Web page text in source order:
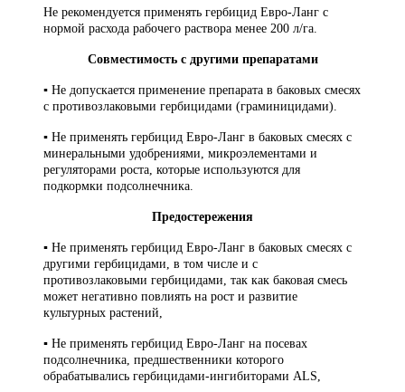
Не рекомендуется применять гербицид Евро-Ланг с
нормой расхода рабочего раствора менее 200 л/га.
Совместимость с другими препаратами
▪ Не допускается применение препарата в баковых смесях
с противозлаковыми гербицидами (граминицидами).
▪ Не применять гербицид Евро-Ланг в баковых смесях с
минеральными удобрениями, микроэлементами и
регуляторами роста, которые используются для
подкормки подсолнечника.
Предостережения
▪ Не применять гербицид Евро-Ланг в баковых смесях с
другими гербицидами, в том числе и с
противозлаковыми гербицидами, так как баковая смесь
может негативно повлиять на рост и развитие
культурных растений,
▪ Не применять гербицид Евро-Ланг на посевах
подсолнечника, предшественники которого
обрабатывались гербицидами-ингибиторами ALS,